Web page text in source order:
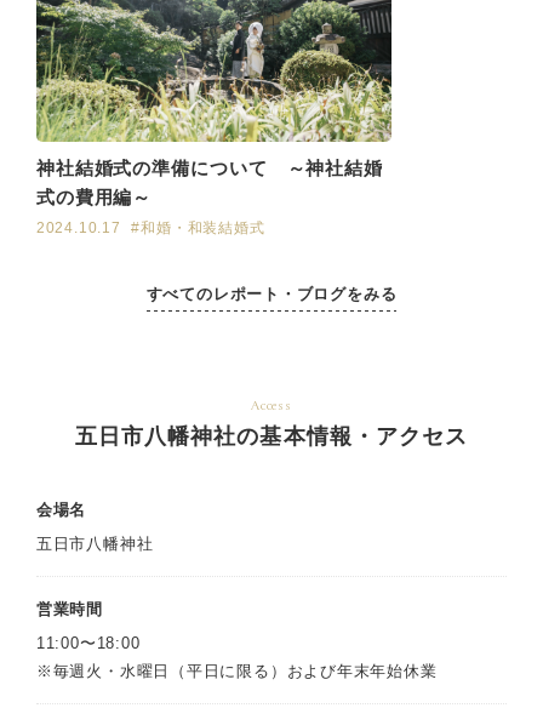
すべてのレポート・ブログをみる
神社結婚式の準備について ～神社結婚
式の費用編～
2024.10.17 #和婚・和装結婚式
Access
五日市八幡神社の基本情報・アクセス
会場名
五日市八幡神社
営業時間
11:00〜18:00
※毎週火・水曜日（平日に限る）および年末年始休業